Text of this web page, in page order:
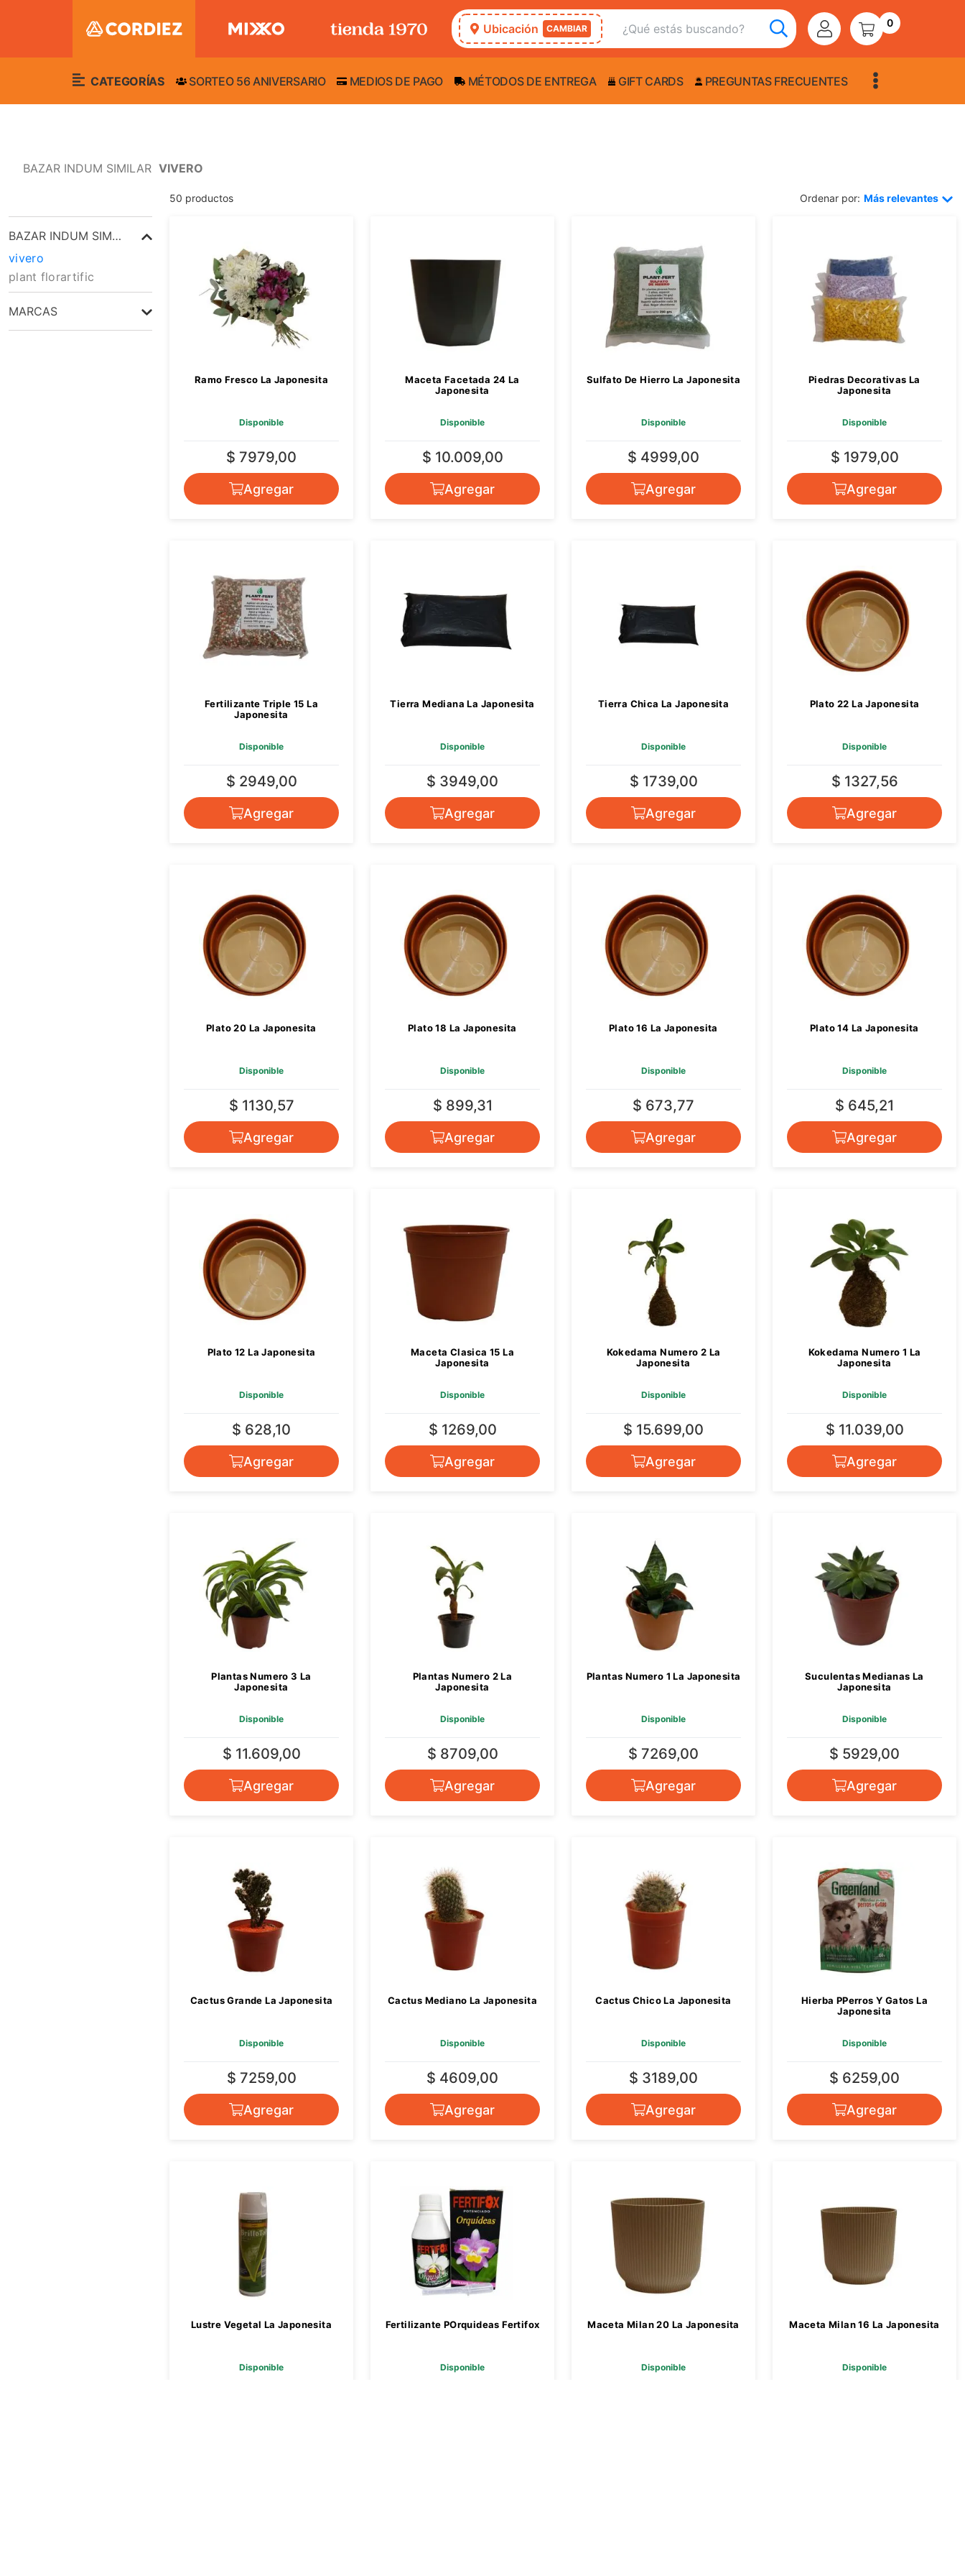
Ubicación CAMBIAR 0
CATEGORÍAS SORTEO 56 ANIVERSARIO MEDIOS DE PAGO MÉTODOS DE ENTREGA GIFT CARDS PREGUNTAS FRECUENTES
BAZAR INDUM SIMILAR VIVERO
50 productos Ordenar por: Más relevantes
BAZAR INDUM SIMILAR
vivero
plant florartific
MARCAS
LA JAPONESITA
Ramo Fresco La Japonesita
Disponible
$ 7979,00
Agregar
Maceta Facetada 24 La
Japonesita
Disponible
$ 10.009,00
Agregar
Sulfato De Hierro La Japonesita
Disponible
$ 4999,00
Agregar
Piedras Decorativas La
Japonesita
Disponible
$ 1979,00
Agregar
Fertilizante Triple 15 La
Japonesita
Disponible
$ 2949,00
Agregar
Tierra Mediana La Japonesita
Disponible
$ 3949,00
Agregar
Tierra Chica La Japonesita
Disponible
$ 1739,00
Agregar
Plato 22 La Japonesita
Disponible
$ 1327,56
Agregar
Plato 20 La Japonesita
Disponible
$ 1130,57
Agregar
Plato 18 La Japonesita
Disponible
$ 899,31
Agregar
Plato 16 La Japonesita
Disponible
$ 673,77
Agregar
Plato 14 La Japonesita
Disponible
$ 645,21
Agregar
Plato 12 La Japonesita
Disponible
$ 628,10
Agregar
Maceta Clasica 15 La
Japonesita
Disponible
$ 1269,00
Agregar
Kokedama Numero 2 La
Japonesita
Disponible
$ 15.699,00
Agregar
Kokedama Numero 1 La
Japonesita
Disponible
$ 11.039,00
Agregar
Plantas Numero 3 La
Japonesita
Disponible
$ 11.609,00
Agregar
Plantas Numero 2 La
Japonesita
Disponible
$ 8709,00
Agregar
Plantas Numero 1 La Japonesita
Disponible
$ 7269,00
Agregar
Suculentas Medianas La
Japonesita
Disponible
$ 5929,00
Agregar
Cactus Grande La Japonesita
Disponible
$ 7259,00
Agregar
Cactus Mediano La Japonesita
Disponible
$ 4609,00
Agregar
Cactus Chico La Japonesita
Disponible
$ 3189,00
Agregar
Hierba PPerros Y Gatos La
Japonesita
Disponible
$ 6259,00
Agregar
Lustre Vegetal La Japonesita
Disponible
Fertilizante POrquideas Fertifox
Disponible
Maceta Milan 20 La Japonesita
Disponible
Maceta Milan 16 La Japonesita
Disponible